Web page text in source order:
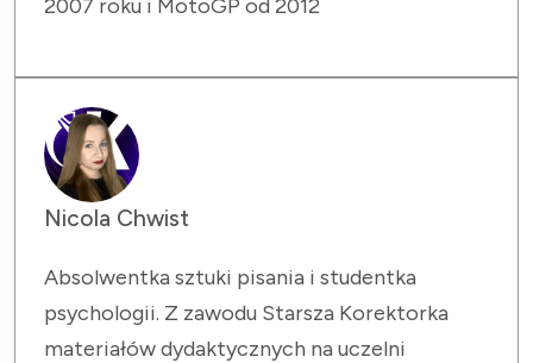
2007 roku i MotoGP od 2012
Nicola Chwist
Absolwentka sztuki pisania i studentka
psychologii. Z zawodu Starsza Korektorka
materiałów dydaktycznych na uczelni